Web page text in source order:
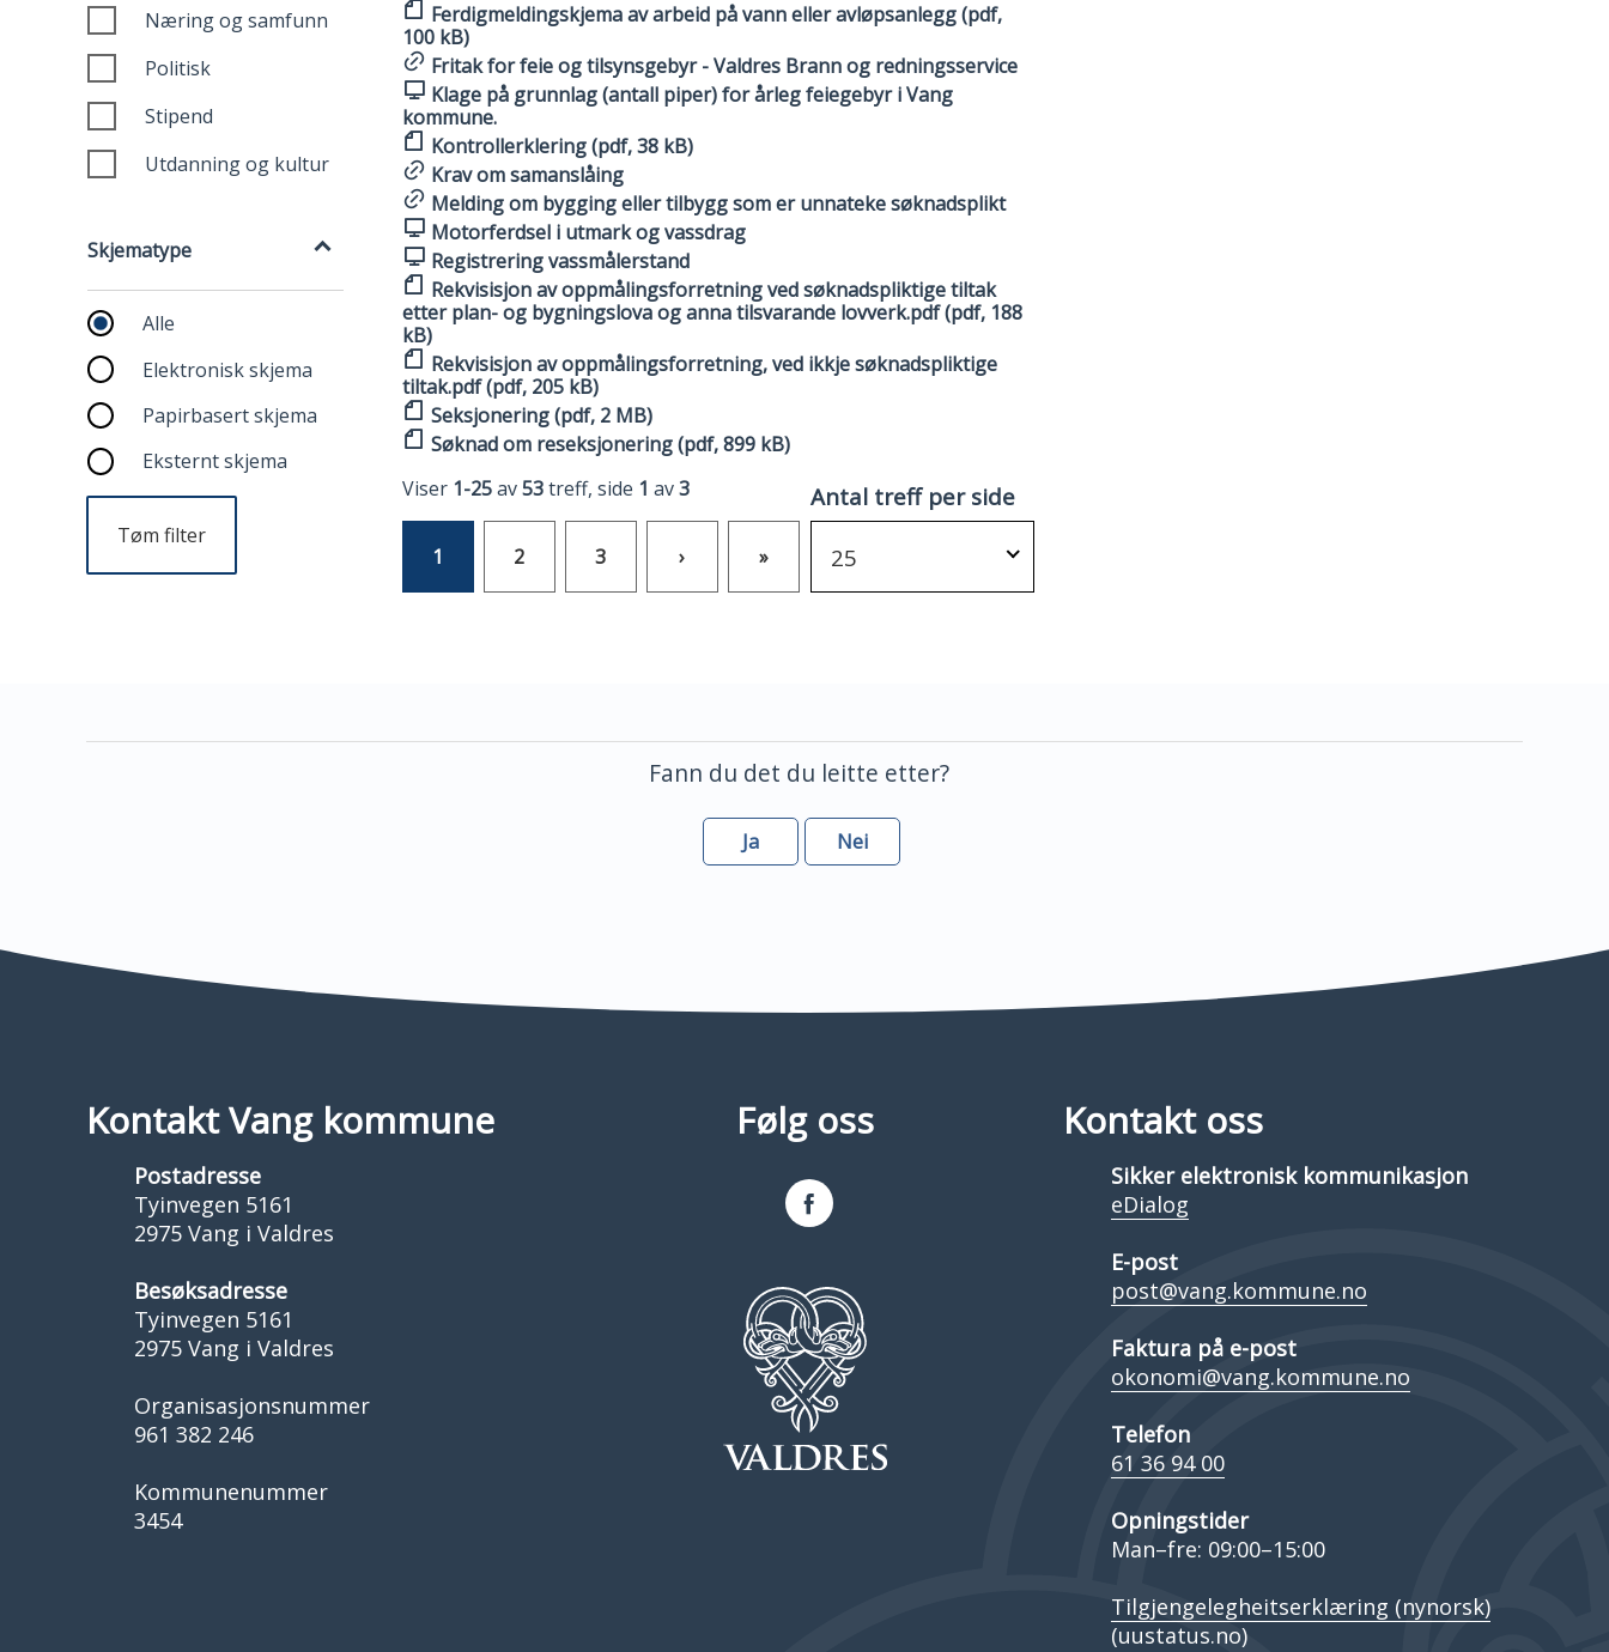
Næring og samfunn
Politisk
Stipend
Utdanning og kultur
Skjematype
Alle
Elektronisk skjema
Papirbasert skjema
Eksternt skjema
Tøm filter
Ferdigmeldingskjema av arbeid på vann eller avløpsanlegg (pdf,
100 kB)
Fritak for feie og tilsynsgebyr - Valdres Brann og redningsservice
Klage på grunnlag (antall piper) for årleg feiegebyr i Vang
kommune.
Kontrollerklering (pdf, 38 kB)
Krav om samanslåing
Melding om bygging eller tilbygg som er unnateke søknadsplikt
Motorferdsel i utmark og vassdrag
Registrering vassmålerstand
Rekvisisjon av oppmålingsforretning ved søknadspliktige tiltak
etter plan- og bygningslova og anna tilsvarande lovverk.pdf (pdf, 188
kB)
Rekvisisjon av oppmålingsforretning, ved ikkje søknadspliktige
tiltak.pdf (pdf, 205 kB)
Seksjonering (pdf, 2 MB)
Søknad om reseksjonering (pdf, 899 kB)
Viser 1-25av53treff, side 1 av3
1 2 3 › »
Antal treff per side
25
Fann du det du leitte etter?
Ja Nei
Kontakt Vang kommune
Postadresse
Tyinvegen 5161
2975 Vang i Valdres
Besøksadresse
Tyinvegen 5161
2975 Vang i Valdres
Organisasjonsnummer
961 382 246
Kommunenummer
3454
Følg oss
Facebook
Kontakt oss
Sikker elektronisk kommunikasjon
eDialog
E-post
post@vang.kommune.no
Faktura på e-post
okonomi@vang.kommune.no
Telefon
61 36 94 00
Opningstider
Man–fre: 09:00–15:00
Tilgjengelegheitserklæring (nynorsk)
(uustatus.no)